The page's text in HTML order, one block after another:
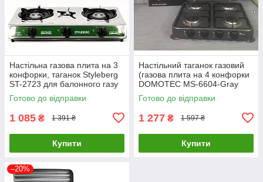
Настільна газова плита на 3
конфорки, таганок Styleberg
ST-2723 для балонного газу
для дому та дачі
Готово до відправки
1 085 ₴ 1 391 ₴
Купити
Настільний таганок газовий
(газова плита на 4 конфорки
DOMOTEC MS-6604-Gray
Готово до відправки
1 277 ₴ 1 597 ₴
Купити
–20%